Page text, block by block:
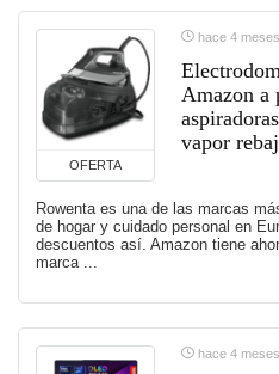
OFERTA
hace 4 meses
Amazon a
vapor
Rowenta es una de las marcas
de hogar y cuidado personal en
descuentos así. Amazon tiene
marca ...
hace 4 meses